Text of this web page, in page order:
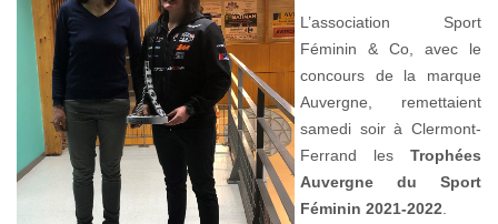
L’association Sport
Féminin & Co, avec le
concours de la marque
Auvergne, remettaient
samedi soir à Clermont-
Ferrand les Trophées
Auvergne du Sport
Féminin 2021-2022